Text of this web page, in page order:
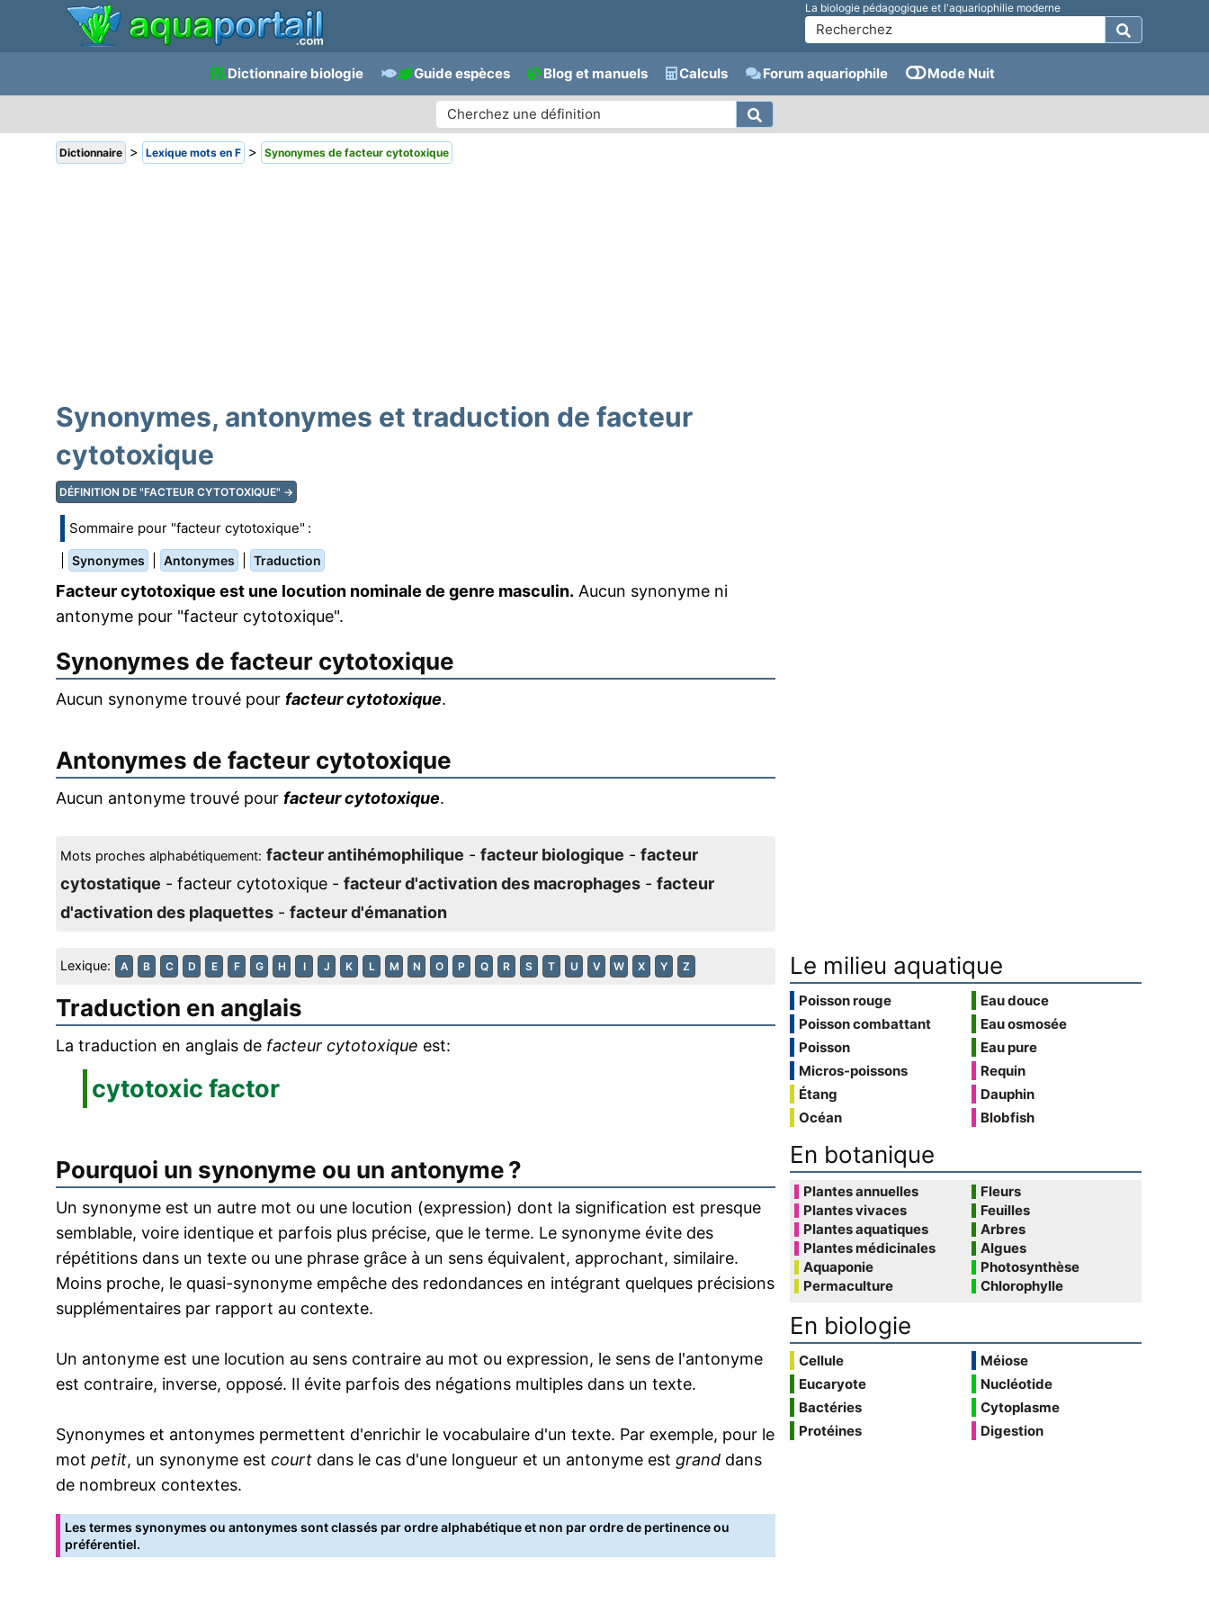
La biologie pédagogique et l'aquariophilie moderne
Dictionnaire biologie Guide espèces Blog et manuels Calculs Forum aquariophile Mode Nuit
Dictionnaire > Lexique mots en F > Synonymes de facteur cytotoxique
Synonymes, antonymes et traduction de facteur
cytotoxique
DÉFINITION DE "FACTEUR CYTOTOXIQUE" →
Sommaire pour "facteur cytotoxique" :
Synonymes Antonymes Traduction
Facteur cytotoxique est une locution nominale de genre masculin. Aucun synonyme ni
antonyme pour "facteur cytotoxique".
Synonymes de facteur cytotoxique
Aucun synonyme trouvé pour facteur cytotoxique.
Antonymes de facteur cytotoxique
Aucun antonyme trouvé pour facteur cytotoxique.
Mots proches alphabétiquement: facteur antihémophilique - facteur biologique - facteur
cytostatique - facteur cytotoxique - facteur d'activation des macrophages - facteur
d'activation des plaquettes - facteur d'émanation
Lexique: A B C D E F G H I J K L M N O P Q R S T U V W X Y Z
Traduction en anglais
La traduction en anglais de facteur cytotoxique est:
cytotoxic factor
Pourquoi un synonyme ou un antonyme ?
Un synonyme est un autre mot ou une locution (expression) dont la signification est presque
semblable, voire identique et parfois plus précise, que le terme. Le synonyme évite des
répétitions dans un texte ou une phrase grâce à un sens équivalent, approchant, similaire.
Moins proche, le quasi-synonyme empêche des redondances en intégrant quelques précisions
supplémentaires par rapport au contexte.
Un antonyme est une locution au sens contraire au mot ou expression, le sens de l'antonyme
est contraire, inverse, opposé. Il évite parfois des négations multiples dans un texte.
Synonymes et antonymes permettent d'enrichir le vocabulaire d'un texte. Par exemple, pour le
mot petit, un synonyme est court dans le cas d'une longueur et un antonyme est grand dans
de nombreux contextes.
Les termes synonymes ou antonymes sont classés par ordre alphabétique et non par ordre de pertinence ou
préférentiel.
Le milieu aquatique
Poisson rouge
Poisson combattant
Poisson
Micros-poissons
Étang
Océan
Eau douce
Eau osmosée
Eau pure
Requin
Dauphin
Blobfish
En botanique
Plantes annuelles
Plantes vivaces
Plantes aquatiques
Plantes médicinales
Aquaponie
Permaculture
Fleurs
Feuilles
Arbres
Algues
Photosynthèse
Chlorophylle
En biologie
Cellule
Eucaryote
Bactéries
Protéines
Méiose
Nucléotide
Cytoplasme
Digestion